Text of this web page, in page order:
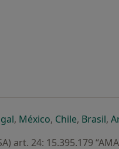
separador
novo separador
abre num novo
, Méxicoabre num
, Chileabre
, Brasil,
art. 24: 15.395.179